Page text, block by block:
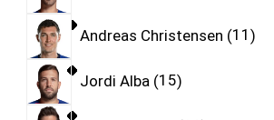
Andreas Christensen 11
Jordi Alba 15